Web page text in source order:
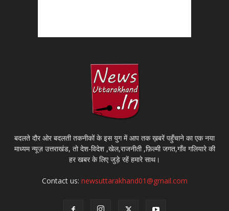
बदलते दौर ओर बदलती तकनीकों के इस युग में आप तक ख़बरें पहुँचाने का एक नया
माध्यम न्यूज़ उत्तराखंड, तो देश-विदेश ,खेल,राजनीती ,फ़िल्मी जगत,गाँव गलियारे की
हर खबर के लिए जुड़े रहें हमारे साथ।
Contact us: newsuttarakhand01@gmail.com